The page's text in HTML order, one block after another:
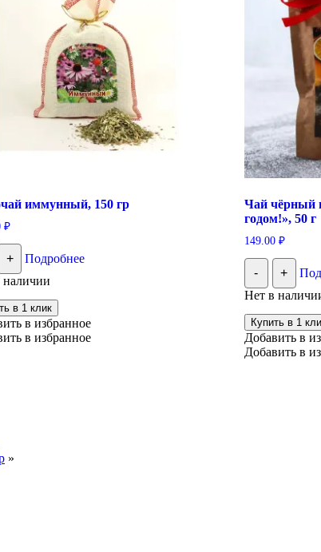
иммунный, 150 гр
₽
+
Подробнее
наличии
в 1 клик
в избранное
в избранное
Чай чёрный
годом!», 50 г
149.00 ₽
- +
Нет в
Купить в 1
Добавить в
Добавить в
»